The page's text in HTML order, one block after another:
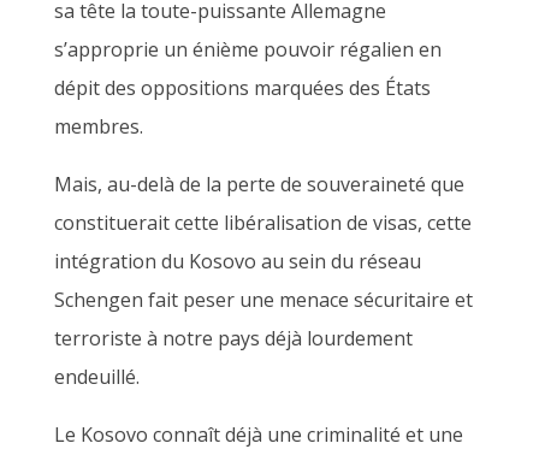
sa tête la toute-puissante Allemagne
s’approprie un énième pouvoir régalien en
dépit des oppositions marquées des États
membres.
Mais, au-delà de la perte de souveraineté que
constituerait cette libéralisation de visas, cette
intégration du Kosovo au sein du réseau
Schengen fait peser une menace sécuritaire et
terroriste à notre pays déjà lourdement
endeuillé.
Le Kosovo connaît déjà une criminalité et une